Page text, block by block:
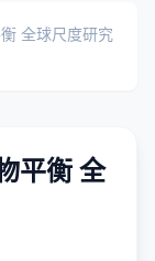
全球尺度研究
平衡 全